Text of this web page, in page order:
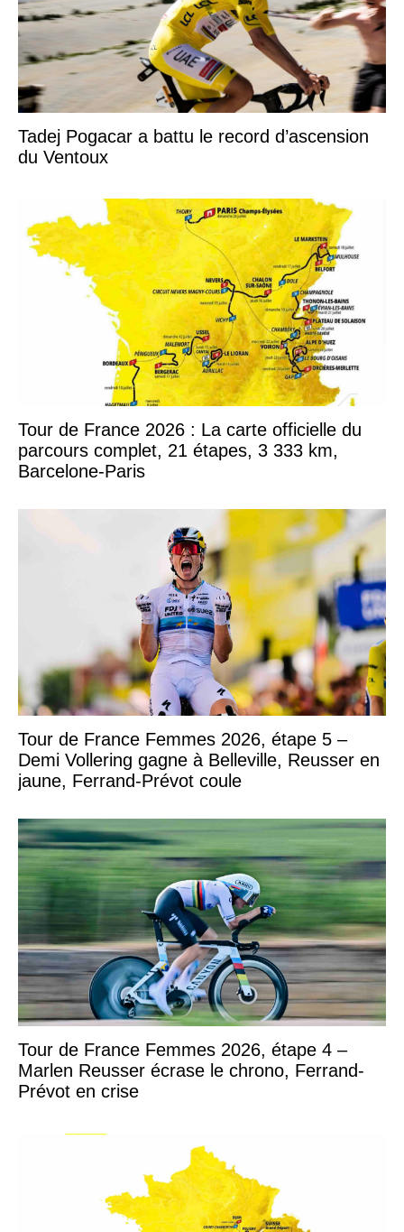
Tadej Pogacar a battu le record d’ascension
du Ventoux
Tour de France 2026 : La carte officielle du
parcours complet, 21 étapes, 3 333 km,
Barcelone-Paris
Tour de France Femmes 2026, étape 5 –
Demi Vollering gagne à Belleville, Reusser en
jaune, Ferrand-Prévot coule
Tour de France Femmes 2026, étape 4 –
Marlen Reusser écrase le chrono, Ferrand-
Prévot en crise